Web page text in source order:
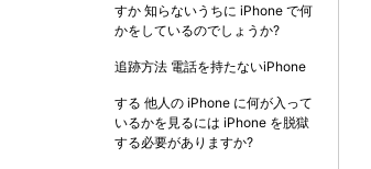
すか 知らないうちに iPhone で何
かをしているのでしょうか?
追跡方法 電話を持たないiPhone
する 他人の iPhone に何が入って
いるかを見るには iPhone を脱獄
する必要がありますか?